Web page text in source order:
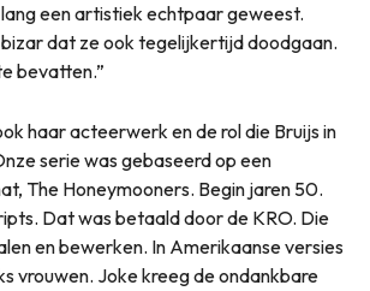
een artistiek echtpaar geweest.
bizar dat ze ook tegelijkertijd doodgaan.
bevatten.”
haar acteerwerk en de rol die Bruijs in
serie was gebaseerd op een
The Honeymooners. Begin jaren 50.
Dat was betaald door de KRO. Die
en bewerken. In Amerikaanse versies
vrouwen. Joke kreeg de ondankbare